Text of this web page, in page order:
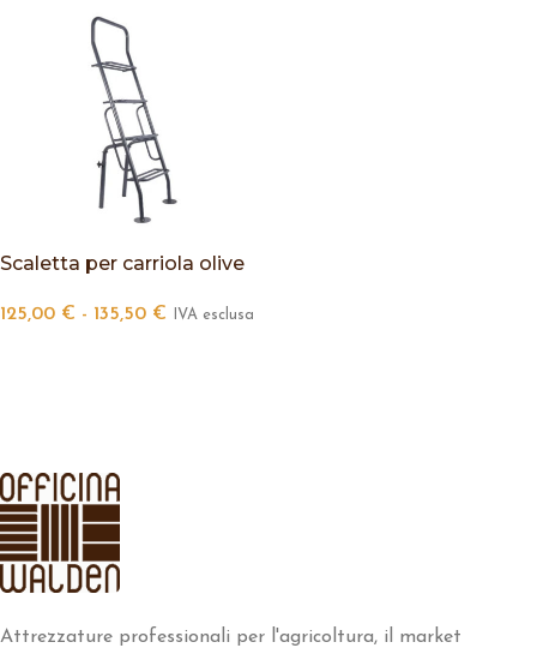
Scaletta per carriola olive
125,00 € - 135,50 € IVA esclusa
Attrezzature professionali per l'agricoltura, il market